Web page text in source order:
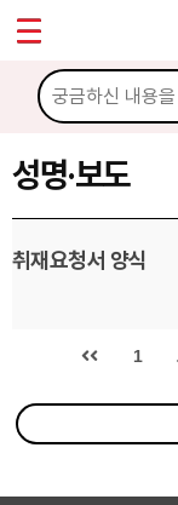
성명·보도
취재요청서 양식
1
마이페이지
소개
소식
공지사항
성명·보도